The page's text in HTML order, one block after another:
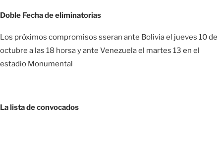
Doble Fecha de eliminatorias
Los próximos compromisos sseran ante Bolivia el jueves 10 de
octubre a las 18 horsa y ante Venezuela el martes 13 en el
estadio Monumental
La lista de convocados